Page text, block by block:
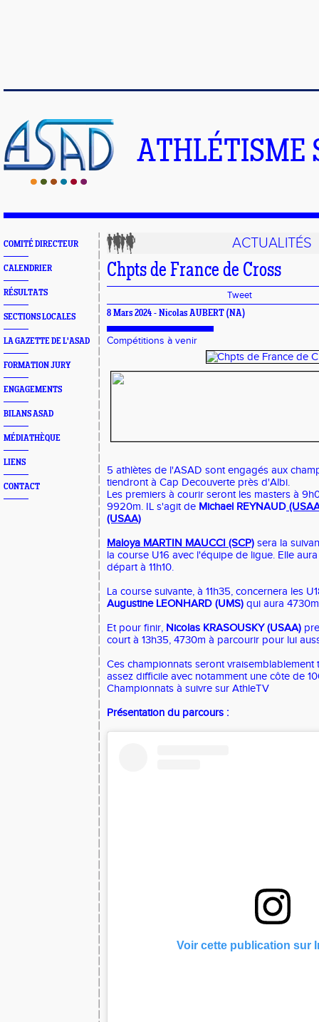
ATHLÉTISME
COMITÉ DIRECTEUR
CALENDRIER
RÉSULTATS
SECTIONS LOCALES
LA GAZETTE DE L'ASAD
FORMATION JURY
ENGAGEMENTS
BILANS ASAD
MÉDIATHÈQUE
LIENS
CONTACT
ACTUALITÉS
Chpts de France de Cross
Tweet
8 Mars 2024 - Nicolas AUBERT (NA)
Compétitions à venir
5 athlètes de l'ASAD sont engagés aux
tiendront à Cap Decouverte près d'Albi.
Les premiers à courir seront les masters à
9920m. IL s'agit de Michael REYNAUD
(USAA)
Maloya MARTIN MAUCCI (SCP) sera la
la course U16 avec l'équipe de ligue. Elle
départ à 11h10.
La course suivante, à 11h35, concernera les
Augustine LEONHARD (UMS) qui aura
Et pour finir, Nicolas KRASOUSKY (USAA)
court à 13h35, 4730m à parcourir pour lui
Ces championnats seront
assez difficile avec notamment une côte de
Championnats à suivre sur AthleTV
Présentation du parcours :
Voir cette publication sur